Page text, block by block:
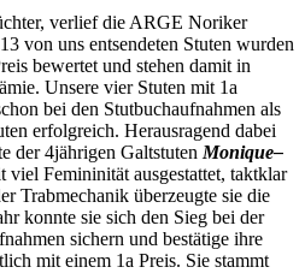
verlief die ARGE Noriker
von uns entsendeten Stuten wurden
bewertet und stehen damit in
Unsere vier Stuten mit 1a
bei den Stutbuchaufnahmen als
erfolgreich. Herausragend dabei
der 4jährigen GaltstutenMonique–
Femininität ausgestattet, taktklar
Trabmechanik überzeugte sie die
konnte sie sich den Sieg bei der
sichern und bestätige ihre
mit einem 1a Preis. Sie stammt